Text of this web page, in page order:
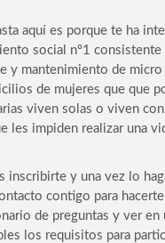
aquí es porque te ha
social nº1 consistente
y mantenimiento de micro
de mujeres que que
viven solas o viven con
les impiden realizar una
inscribirte y una vez lo
contigo para
de preguntas y ver en
los requisitos para